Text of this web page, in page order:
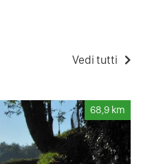
Vedi tutti
68,9 km